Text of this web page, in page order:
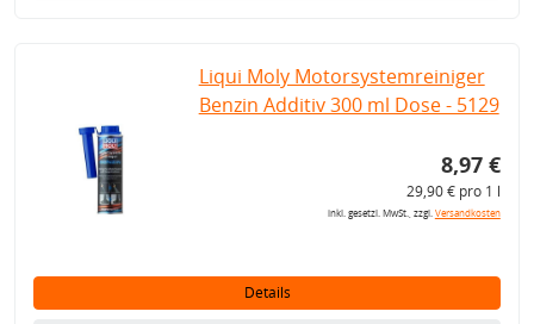
Liqui Moly Motorsystemreiniger
Benzin Additiv 300 ml Dose - 5129
8,97 €
29,90 € pro 1 l
inkl. gesetzl. MwSt., zzgl.Versandkosten
Details